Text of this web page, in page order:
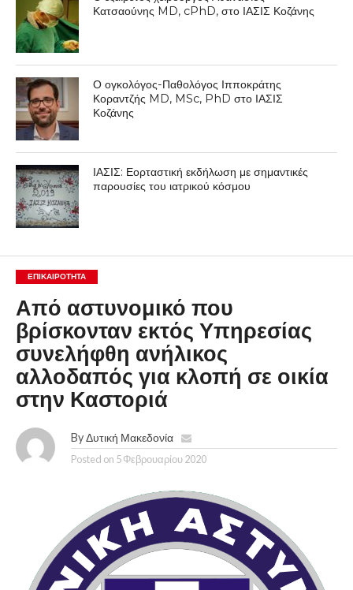
Κατσαούνης MD, cPhD, στο ΙΑΣΙΣ Κοζάνης
Ο ογκολόγος-Παθολόγος Ιπποκράτης
Κοραντζής MD, MSc, PhD στο ΙΑΣΙΣ
Κοζάνης
ΙΑΣΙΣ: Εορταστική εκδήλωση με σημαντικές
παρουσίες του ιατρικού κόσμου
ΕΠΙΚΑΙΡΟΤΗΤΑ
Από αστυνομικό που
βρίσκονταν εκτός Υπηρεσίας
συνελήφθη ανήλικος
αλλοδαπός για κλοπή σε οικία
στην Καστοριά
By Δυτική Μακεδονία
Posted on 5 Φεβρουαρίου 2020